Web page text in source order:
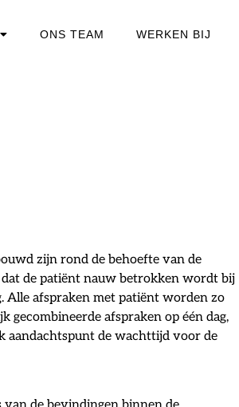
ONS TEAM WERKEN BIJ
zijn rond de behoefte van de
de patiënt nauw betrokken wordt bij
Alle afspraken met patiënt worden zo
gecombineerde afspraken op één dag,
aandachtspunt de wachttijd voor de